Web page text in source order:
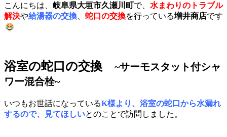
こんにちは、 岐阜県大垣市久瀬川町で、 水まわりのトラブル
解決や給湯器の交換 蛇口の交換を行っている増井商店です
浴室の蛇口の交換 ~サーモスタット付シャ
ワー混合栓~
いつもお世話になっているK様より、浴室の蛇口から水漏れ
するので、見てほしいとのことで訪問しました。